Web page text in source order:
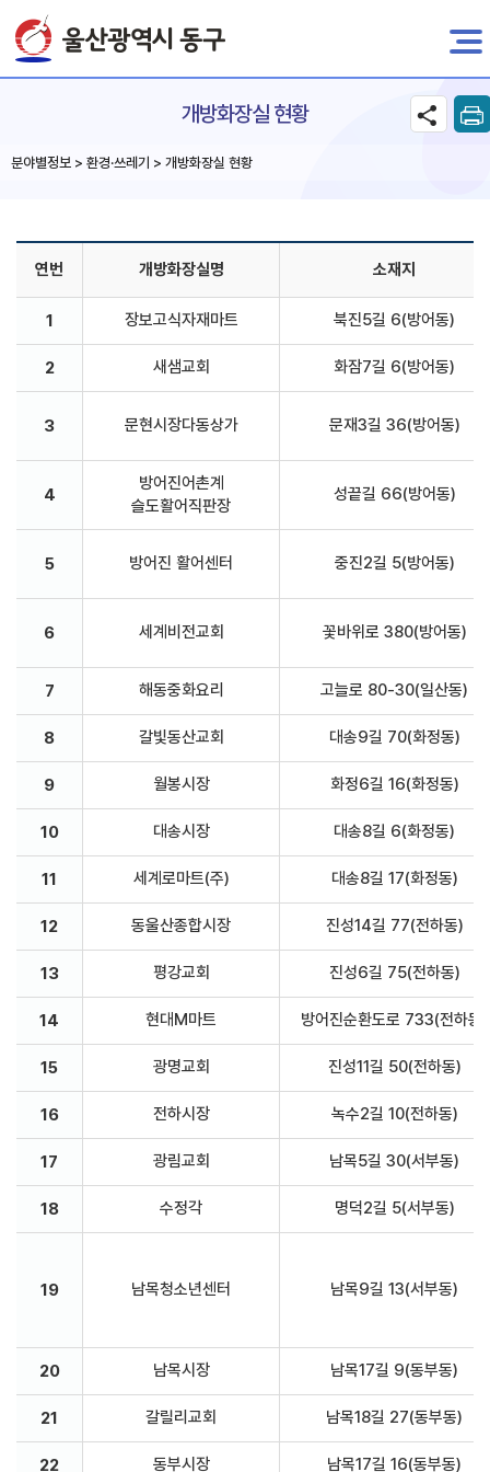
전자민원
개방화장실 현황
분야별정보 > 환경·쓰레기 > 개방화장실 현황
연번 개방화장실명 소재지
1 장보고식자재마트 북진5길 6(방어동)
2 새샘교회 화잠7길 6(방어동)
3 문현시장다동상가 문재3길 36(방어동)
4
방어진어촌계
슬도활어직판장
성끝길 66(방어동)
5 방어진 활어센터 중진2길 5(방어동)
6 세계비전교회 꽃바위로 380(방어동)
7 해동중화요리 고늘로 80-30(일산동)
8 갈빛동산교회 대송9길 70(화정동)
9 월봉시장 화정6길 16(화정동)
10 대송시장 대송8길 6(화정동)
11 세계로마트(주) 대송8길 17(화정동)
12 동울산종합시장 진성14길 77(전하동)
13 평강교회 진성6길 75(전하동)
14 현대M마트 방어진순환도로 733(전하동)
15 광명교회 진성11길 50(전하동)
16 전하시장 녹수2길 10(전하동)
17 광림교회 남목5길 30(서부동)
18 수정각 명덕2길 5(서부동)
19 남목청소년센터 남목9길 13(서부동)
20 남목시장 남목17길 9(동부동)
21 갈릴리교회 남목18길 27(동부동)
22 동부시장 남목17길 16(동부동)